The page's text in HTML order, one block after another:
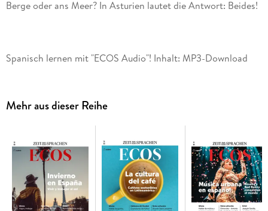
Spanisch lernen mit "ECOS Audio"! Inhalt: MP3-Download
Spanisch. Das spanische Sprachtraining bietet Ihnen
interessante Beiträge, Gespräche, Nachrichten und
Texte werden von Muttersprachlern gelesen. Jeder Audio-
Download enthält eine umfangreiche journalistische
Reportage und einen sprachlichen Schwerpunkt. Außerdem
gibt es Übungen zu spanischer Grammatik, zu Wortschatz
Mehr aus dieser Reihe